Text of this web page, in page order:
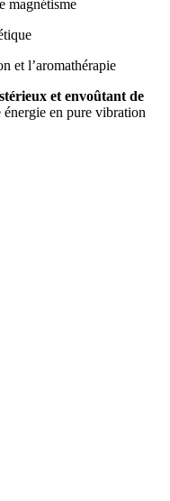
magnétisme
et l’aromathérapie
et envoûtant de
en pure vibration